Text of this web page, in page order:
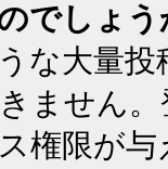
でしょう
な大量
ません
権限が